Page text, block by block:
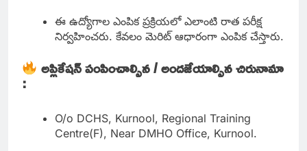
ఈ ఉద్యోగాల ఎంపిక ప్రక్రియలో ఎలాంటి రాత పరీక్ష
నిర్వహించరు. కేవలం మెరిట్ ఆధారంగా ఎంపిక చేస్తారు.
అప్లికేషన్ పంపించాల్సిన / అందజేయాల్సిన చిరునామా
:
O/o DCHS, Kurnool, Regional Training
Centre(F), Near DMHO Office, Kurnool.